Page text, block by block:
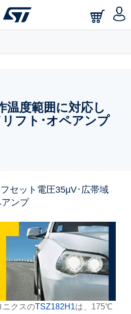
saved searches.
度範囲に対応し
フト･オペアンプ
セット電圧35µV･広帯域
ンプ
ニクスのTSZ182H1は、175℃